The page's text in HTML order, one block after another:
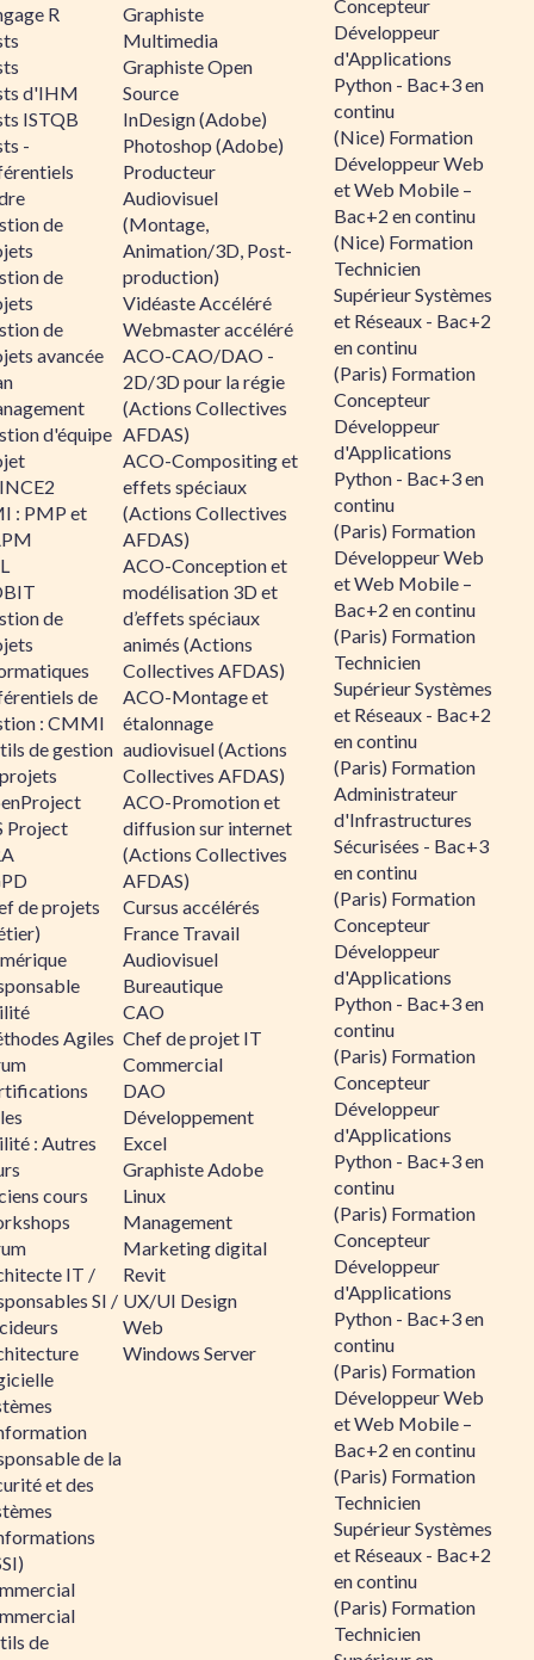
R
d'IHM
ISTQB
-
de
de
de
avancée
d'équipe
: PMP et
de
de
: CMMI
de gestion
Project
de projets
Agiles
: Autres
cours
IT /
SI /
de la
et des
de
Graphiste
Multimedia
Graphiste Open
Source
InDesign (Adobe)
Photoshop (Adobe)
Producteur
Audiovisuel
(Montage,
Animation/3D, Post-
production)
Vidéaste Accéléré
Webmaster accéléré
ACO-CAO/DAO -
2D/3D pour la régie
(Actions Collectives
AFDAS)
ACO-Compositing et
effets spéciaux
(Actions Collectives
AFDAS)
ACO-Conception et
modélisation 3D et
d’effets spéciaux
animés (Actions
Collectives AFDAS)
ACO-Montage et
étalonnage
audiovisuel (Actions
Collectives AFDAS)
ACO-Promotion et
diffusion sur internet
(Actions Collectives
AFDAS)
Cursus accélérés
France Travail
Audiovisuel
Bureautique
CAO
Chef de projet IT
Commercial
DAO
Développement
Excel
Graphiste Adobe
Linux
Management
Marketing digital
Revit
UX/UI Design
Web
Windows Server
Concepteur
Développeur
d'Applications
Python - Bac+3 en
continu
(Nice) Formation
Développeur Web
et Web Mobile –
Bac+2 en continu
(Nice) Formation
Technicien
Supérieur Systèmes
et Réseaux - Bac+2
en continu
(Paris) Formation
Concepteur
Développeur
d'Applications
Python - Bac+3 en
continu
(Paris) Formation
Développeur Web
et Web Mobile –
Bac+2 en continu
(Paris) Formation
Technicien
Supérieur Systèmes
et Réseaux - Bac+2
en continu
(Paris) Formation
Administrateur
d'Infrastructures
Sécurisées - Bac+3
en continu
(Paris) Formation
Concepteur
Développeur
d'Applications
Python - Bac+3 en
continu
(Paris) Formation
Concepteur
Développeur
d'Applications
Python - Bac+3 en
continu
(Paris) Formation
Concepteur
Développeur
d'Applications
Python - Bac+3 en
continu
(Paris) Formation
Développeur Web
et Web Mobile –
Bac+2 en continu
(Paris) Formation
Technicien
Supérieur Systèmes
et Réseaux - Bac+2
en continu
(Paris) Formation
Technicien